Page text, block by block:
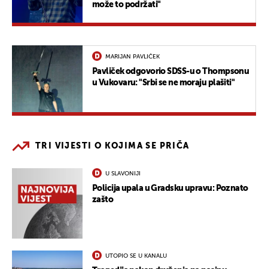
može to podržati"
MARIJAN PAVLIČEK
Pavliček odgovorio SDSS-u o Thompsonu
u Vukovaru: "Srbi se ne moraju plašiti"
TRI VIJESTI O KOJIMA SE PRIČA
U SLAVONIJI
Policija upala u Gradsku upravu: Poznato
zašto
UTOPIO SE U KANALU